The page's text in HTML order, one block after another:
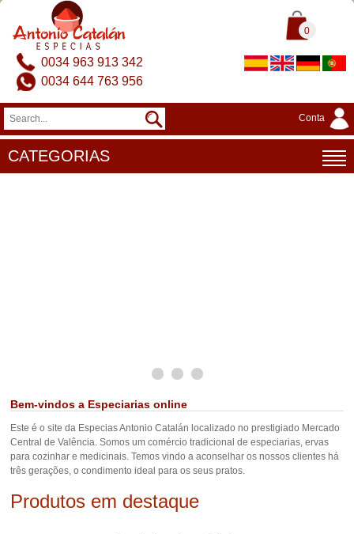
0
0034 963 913 342
0034 644 763 956
Conta
CATEGORIAS
Bem-vindos a Especiarias online
Este é o site da Especias Antonio Catalán localizado no prestigiado Mercado
Central de Valência. Somos um comércio tradicional de especiarias, ervas
para cozinhar e medicinais. Temos vindo a aconselhar os nossos clientes há
três gerações, o condimento ideal para os seus pratos.
Produtos em destaque